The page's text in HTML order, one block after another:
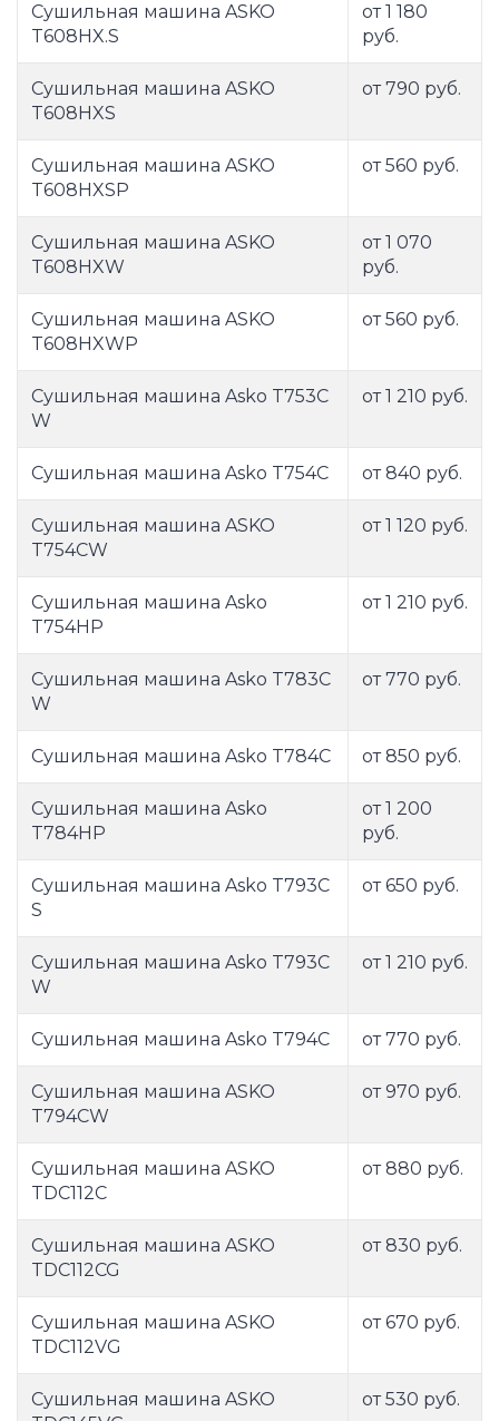
Сушильная машина ASKO
T608HX.S
от 1 180
руб.
Сушильная машина ASKO
T608HXS
от 790 руб.
Сушильная машина ASKO
T608HXSP
от 560 руб.
Сушильная машина ASKO
T608HXW
от 1 070
руб.
Сушильная машина ASKO
T608HXWP
от 560 руб.
Сушильная машина Asko T753C
W
от 1 210 руб.
Сушильная машина Asko T754C от 840 руб.
Сушильная машина ASKO
T754CW
от 1 120 руб.
Сушильная машина Asko
T754HP
от 1 210 руб.
Сушильная машина Asko T783C
W
от 770 руб.
Сушильная машина Asko T784C от 850 руб.
Сушильная машина Asko
T784HP
от 1 200
руб.
Сушильная машина Asko T793C
S
от 650 руб.
Сушильная машина Asko T793C
W
от 1 210 руб.
Сушильная машина Asko T794C от 770 руб.
Сушильная машина ASKO
T794CW
от 970 руб.
Сушильная машина ASKO
TDC112C
от 880 руб.
Сушильная машина ASKO
TDC112CG
от 830 руб.
Сушильная машина ASKO
TDC112VG
от 670 руб.
Сушильная машина ASKO
от 530 руб.